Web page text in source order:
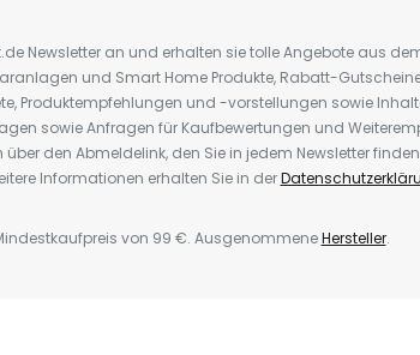
Newsletter an und erhalten sie tolle Angebote aus
und Smart Home Produkte, Rabatt-
Produktempfehlungen und -vorstellungen sowie
sowie Anfragen für Kaufbewertungen und
den Abmeldelink, den Sie in jedem Newsletter
Informationen erhalten Sie in der
von 99 €. AusgenommeneHersteller.